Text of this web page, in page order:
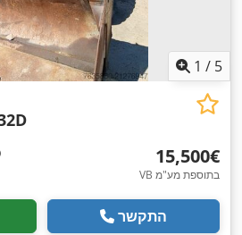
1 / 5
‏15,500 ‏€
VB בתוספת מע"מ
התקשר